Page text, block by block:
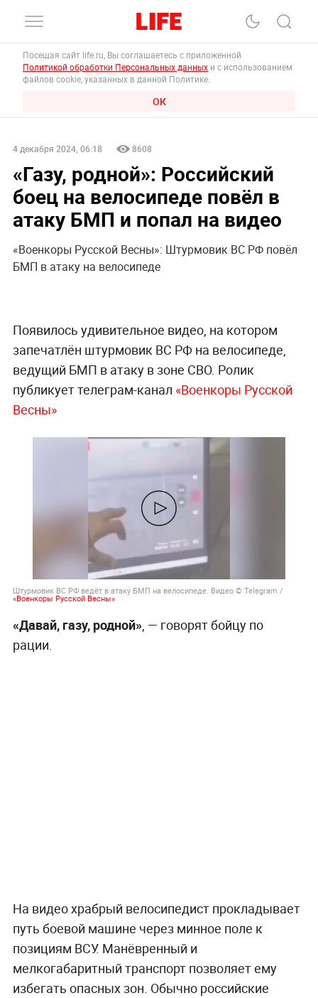
Посещая сайт life.ru, Вы соглашаетесь с приложенной
Политикой обработки Персональных данных и с использованием
файлов cookie, указанных в данной Политике.
ОК
4 декабря 2024, 06:18 8608
«Газу, родной»: Российский
боец на велосипеде повёл в
атаку БМП и попал на видео
«Военкоры Русской Весны»: Штурмовик ВС РФ повёл
БМП в атаку на велосипеде
Появилось удивительное видео, на котором
запечатлён штурмовик ВС РФ на велосипеде,
ведущий БМП в атаку в зоне СВО. Ролик
публикует телеграм-канал «Военкоры Русской
Весны»
Штурмовик ВС РФ ведёт в атаку БМП на велосипеде. Видео © Telegram /
«Военкоры Русской Весны»
«Давай, газу, родной», — говорят бойцу по
рации.
На видео храбрый велосипедист прокладывает
путь боевой машине через минное поле к
позициям ВСУ. Манёвренный и
мелкогабаритный транспорт позволяет ему
избегать опасных зон. Обычно российские